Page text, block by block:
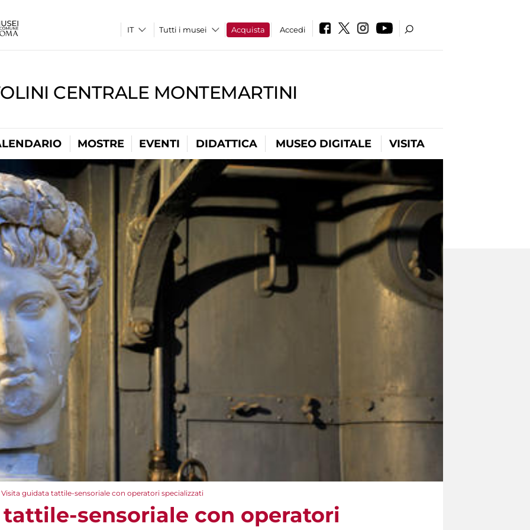
Tutti i musei Acquista Accedi
CENTRALE MONTEMARTINI
MOSTRE EVENTI DIDATTICA MUSEO DIGITALE VISITA
Visita guidata tattile-sensoriale con operatori specializzati
sensoriale con operatori